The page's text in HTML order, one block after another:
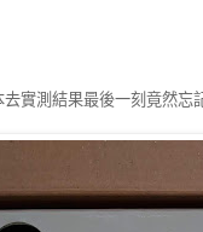
實測結果最後一刻竟然忘